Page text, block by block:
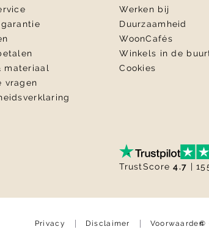
materiaal
vragen
Werken bij
Duurzaamheid
WoonCafés
Winkels in de
Cookies
TrustScore4.7 |
Privacy Disclaimer Voorwaarden
©